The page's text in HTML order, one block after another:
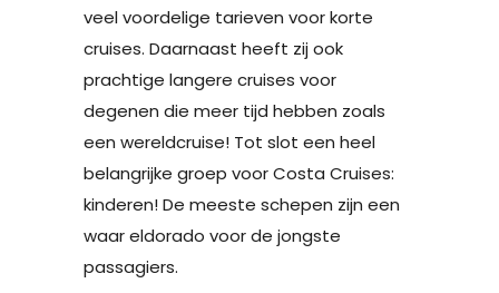
veel voordelige tarieven voor korte
cruises. Daarnaast heeft zij ook
prachtige langere cruises voor
degenen die meer tijd hebben zoals
een wereldcruise! Tot slot een heel
belangrijke groep voor Costa Cruises:
kinderen! De meeste schepen zijn een
waar eldorado voor de jongste
passagiers.